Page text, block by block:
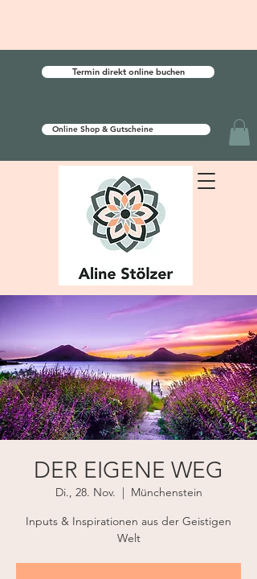
Termin direkt online buchen
Online Shop & Gutscheine
DER EIGENE WEG
Di., 28. Nov.
Münchenstein
Inputs & Inspirationen aus der Geistigen
Welt